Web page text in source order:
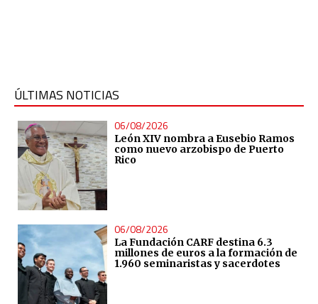
ÚLTIMAS NOTICIAS
06/08/2026
León XIV nombra a Eusebio Ramos
como nuevo arzobispo de Puerto
Rico
06/08/2026
La Fundación CARF destina 6.3
millones de euros a la formación de
1.960 seminaristas y sacerdotes